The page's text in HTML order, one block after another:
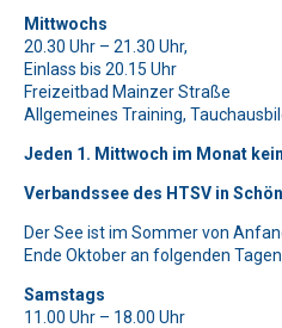
Bitte beweise, dass du kein
Bitte lasse dieses Feld leer.
Bitte beweise, dass du kein
Symbol
Mittwochs
20.30 Uhr – 21.30 Uhr,
Einlass bis 20.15 Uhr
Freizeitbad Mainzer Straße
Allgemeines Training,
Jeden 1. Mittwoch im Monat
Verbandssee des HTSV in
Der See ist im Sommer von
Ende Oktober an folgenden
Samstags
11.00 Uhr – 18.00 Uhr